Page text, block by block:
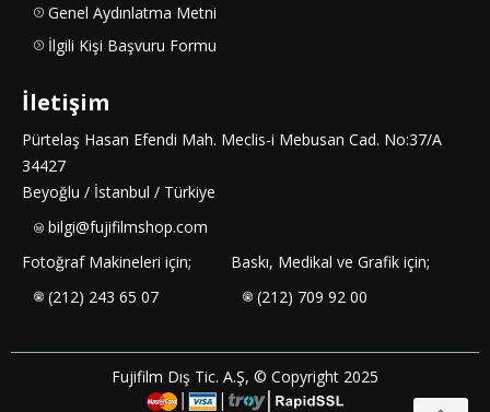
Genel Aydınlatma Metni
İlgili Kişi Başvuru Formu
İletişim
Pürtelaş Hasan Efendi Mah. Meclis-i Mebusan Cad. No:37/A
34427
Beyoğlu / İstanbul / Türkiye
bilgi@fujifilmshop.com
Fotoğraf Makineleri için;
(212) 243 65 07
Baskı, Medikal ve Grafik için;
(212) 709 92 00
Fujifilm Dış Tic. A.Ş, © Copyright 2025